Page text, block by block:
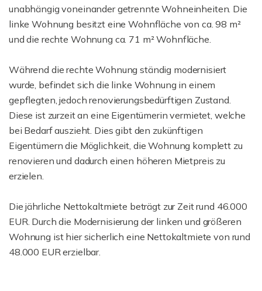
unabhängig voneinander getrennte Wohneinheiten. Die
linke Wohnung besitzt eine Wohnfläche von ca. 98 m²
und die rechte Wohnung ca. 71 m² Wohnfläche.
Während die rechte Wohnung ständig modernisiert
wurde, befindet sich die linke Wohnung in einem
gepflegten, jedoch renovierungsbedürftigen Zustand.
Diese ist zurzeit an eine Eigentümerin vermietet, welche
bei Bedarf auszieht. Dies gibt den zukünftigen
Eigentümern die Möglichkeit, die Wohnung komplett zu
renovieren und dadurch einen höheren Mietpreis zu
erzielen.
Die jährliche Nettokaltmiete beträgt zur Zeit rund 46.000
EUR. Durch die Modernisierung der linken und größeren
Wohnung ist hier sicherlich eine Nettokaltmiete von rund
48.000 EUR erzielbar.